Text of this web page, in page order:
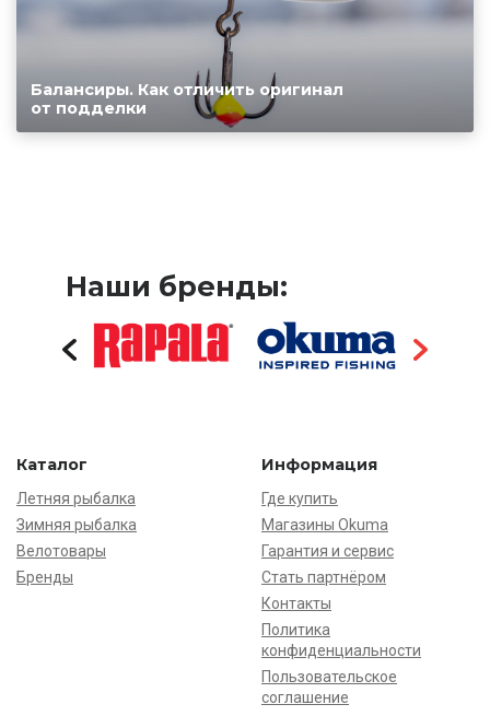
Балансиры. Как отличить оригинал
от подделки
Наши бренды:
Каталог
Летняя рыбалка
Зимняя рыбалка
Велотовары
Бренды
Информация
Где купить
Магазины Okuma
Гарантия и сервис
Стать партнёром
Контакты
Политика
конфиденциальности
Пользовательское
соглашение